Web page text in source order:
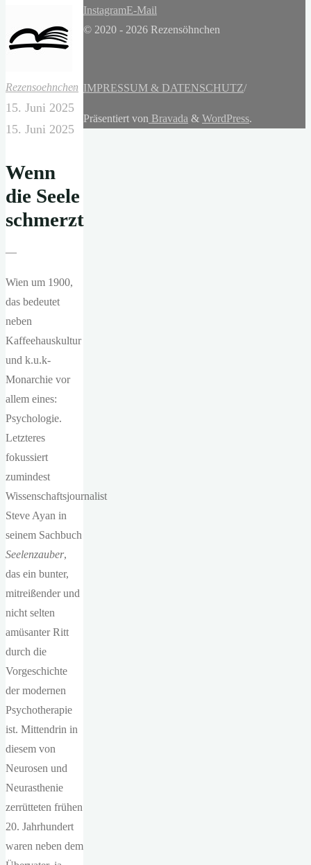
Rezensoehnchen
15. Juni 2025
15. Juni 2025
Wenn
die Seele
schmerzt
—
Wien um 1900,
das bedeutet
neben
Kaffeehauskultur
und k.u.k-
Monarchie vor
allem eines:
Psychologie.
Letzteres
fokussiert
zumindest
Wissenschaftsjournalist
Steve Ayan in
seinem Sachbuch
Seelenzauber,
das ein bunter,
mitreißender und
nicht selten
amüsanter Ritt
durch die
Vorgeschichte
der modernen
Psychotherapie
ist. Mittendrin in
diesem von
Neurosen und
Neurasthenie
zerrütteten frühen
20. Jahrhundert
waren neben dem
InstagramE-Mail
© 2020 - 2026 Rezensöhnchen
IMPRESSUM & DATENSCHUTZ/
Präsentiert von Bravada & WordPress.